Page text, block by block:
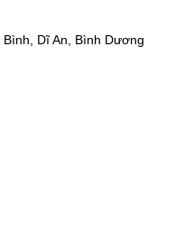
Dĩ An, Bình Dương